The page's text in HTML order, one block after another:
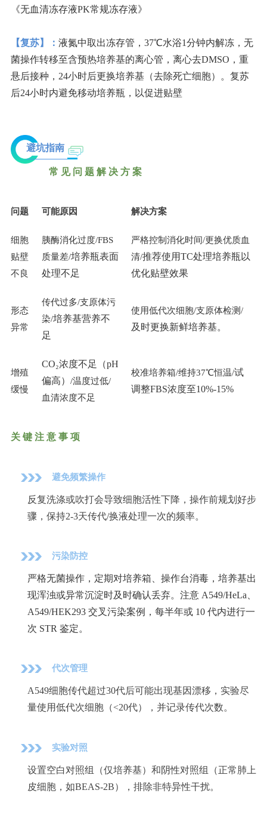
《无血清冻存液PK常规冻存液》
【复苏】： 液氮中取出冻存管，37℃水浴1分钟内解冻，无
菌操作转移至含预热培养基的离心管，离心去DMSO，重
悬后接种，24小时后更换培养基（去除死亡细胞）。复苏
后24小时内避免移动培养瓶，以促进贴壁
避坑指南
常见问题解决方案
问题 可能原因 解决方案
细胞
贴壁
不良
胰酶消化过度/FBS
质量差/培养瓶表面
处理不足
严格控制消化时间/更换优质血
清/推荐使用TC处理培养瓶以
优化贴壁效果
形态
异常
传代过多/支原体污
染/培养基营养不
足
使用低代次细胞/支原体检测/
及时更换新鲜培养基。
增殖
缓慢
CO₂浓度不足（pH
偏高） /温度过低/
血清浓度不足
校准培养箱/维持37℃恒温/试
调整FBS浓度至10%-15%
关键注意事项
避免频繁操作
反复洗涤或吹打会导致细胞活性下降，操作前规划好步
骤，保持2-3天传代/换液处理一次的频率。
污染防控
严格无菌操作，定期对培养箱、操作台消毒，培养基出
现浑浊或异常沉淀时及时确认丢弃。注意 A549/HeLa、
A549/HEK293 交叉污染案例，每半年或 10 代内进行一
次 STR 鉴定。
代次管理
A549细胞传代超过30代后可能出现基因漂移，实验尽
量使用低代次细胞（<20代），并记录传代次数。
实验对照
设置空白对照组（仅培养基）和阴性对照组（正常肺上
皮细胞，如BEAS-2B），排除非特异性干扰。